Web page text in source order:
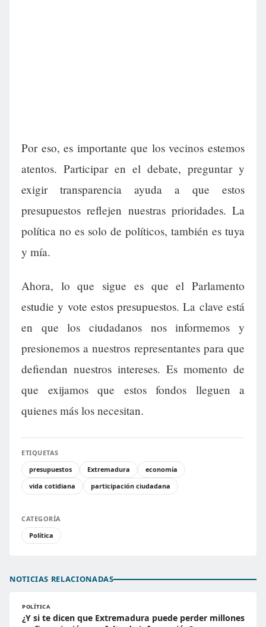
Por eso, es importante que los vecinos estemos
atentos. Participar en el debate, preguntar y
exigir transparencia ayuda a que estos
presupuestos reflejen nuestras prioridades. La
política no es solo de políticos, también es tuya
y mía.
Ahora, lo que sigue es que el Parlamento
estudie y vote estos presupuestos. La clave está
en que los ciudadanos nos informemos y
presionemos a nuestros representantes para que
defiendan nuestros intereses. Es momento de
que exijamos que estos fondos lleguen a
quienes más los necesitan.
ETIQUETAS
presupuestos
Extremadura
economía
vida cotidiana
participación ciudadana
CATEGORÍA
Política
NOTICIAS RELACIONADAS
POLÍTICA
¿Y si te dicen que Extremadura puede perder millones